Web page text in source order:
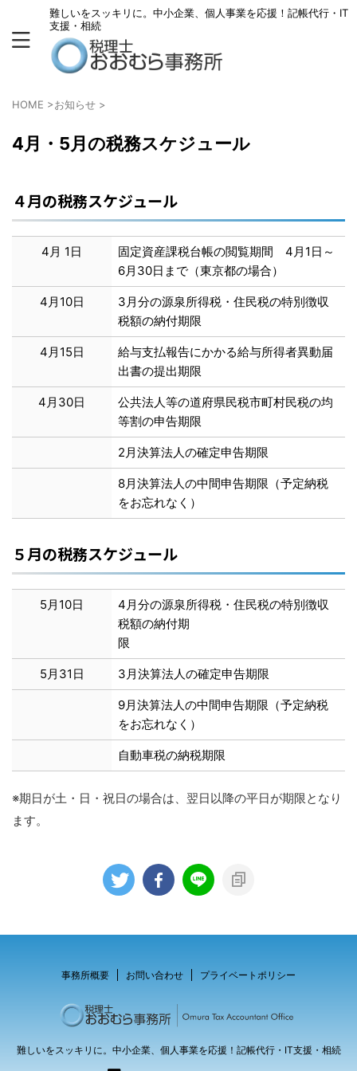
難しいをスッキリに。中小企業、個人事業を応援！記帳代行・IT
支援・相続
HOME >お知らせ >
4月・5月の税務スケジュール
４月の税務スケジュール
4月 1日
固定資産課税台帳の閲覧期間 4月1日～
6月30日まで（東京都の場合）
4月10日
3月分の源泉所得税・住民税の特別徴収
税額の納付期限
4月15日
給与支払報告にかかる給与所得者異動届
出書の提出期限
4月30日
公共法人等の道府県民税市町村民税の均
等割の申告期限
2月決算法人の確定申告期限
8月決算法人の中間申告期限（予定納税
をお忘れなく）
５月の税務スケジュール
5月10日
4月分の源泉所得税・住民税の特別徴収
税額の納付期
限
5月31日 3月決算法人の確定申告期限
9月決算法人の中間申告期限（予定納税
をお忘れなく）
自動車税の納税期限
※期日が土・日・祝日の場合は、翌日以降の平日が期限となり
ます。
事務所概要 お問い合わせ プライベートポリシー
難しいをスッキリに。中小企業、個人事業を応援！記帳代行・IT支援・相続